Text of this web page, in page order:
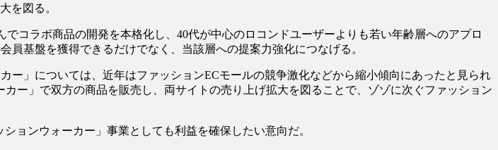
を図る。
コラボ商品の開発を本格化し、40代が中心のロコンドユーザーよりも若い年齢層へのアプロ
基盤を獲得できるだけでなく、当該層への提案力強化につなげる。
」については、近年はファッションECモールの競争激化などから縮小傾向にあったと見られ
ー」で双方の商品を販売し、両サイトの売り上げ拡大を図ることで、ゾゾに次ぐファッション
ョンウォーカー」事業としても利益を確保したい意向だ。